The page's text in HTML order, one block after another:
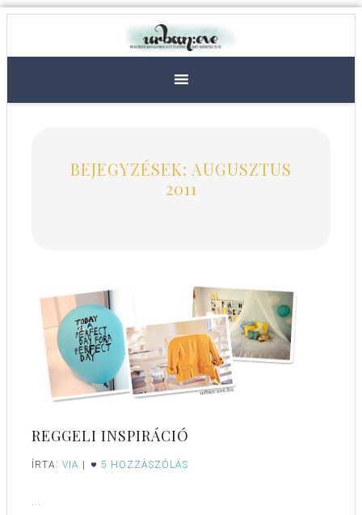
BEJEGYZÉSEK: AUGUSZTUS
2011
REGGELI INSPIRÁCIÓ
ÍRTA: VIA 5 HOZZÁSZÓLÁS
...